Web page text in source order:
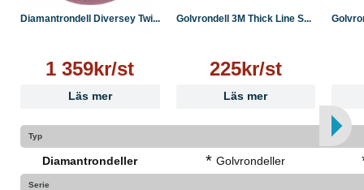
Diamantrondell Diversey Twi...
1 359kr/st
Läs mer
Golvrondell 3M Thick Line S...
225kr/st
Läs mer
Typ
Diamantrondeller * Golvrondeller
Serie